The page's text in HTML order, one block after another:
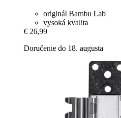
originál Bambu Lab
vysoká kvalita
€ 26,99
Doručenie do 18. augusta